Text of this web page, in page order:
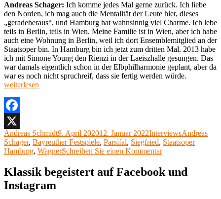
Andreas Schager: Ich komme jedes Mal gerne zurück. Ich liebe
den Norden, ich mag auch die Mentalität der Leute hier, dieses
„geradeheraus“, und Hamburg hat wahnsinnig viel Charme. Ich lebe
teils in Berlin, teils in Wien. Meine Familie ist in Wien, aber ich habe
auch eine Wohnung in Berlin, weil ich dort Ensemblemitglied an der
Staatsoper bin. In Hamburg bin ich jetzt zum dritten Mal. 2013 habe
ich mit Simone Young den Rienzi in der Laeiszhalle gesungen. Das
war damals eigentlich schon in der Elbphilharmonie geplant, aber da
war es noch nicht spruchreif, dass sie fertig werden würde.
Tenor“
weiterlesen
Facebook
X
Autor
Andreas SchmidtVeröffentlicht
am
9. April 202012. Januar 2022Kategorien
InterviewsAndreas
Schager, Bayreuther Festspiele, Parsifal, Siegfried, Staatsoper
Hamburg, WagnerSchreiben Sie einen Kommentarzu
am
Donnerstag
Klassik begeistert auf Facebook und
Instagram